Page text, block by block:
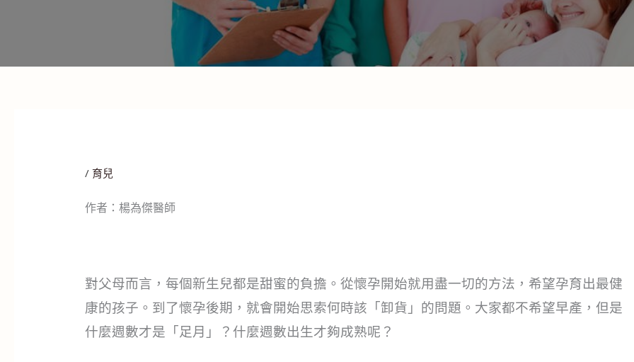
/ 育兒
作者：楊為傑醫師
對父母而言，每個新生兒都是甜蜜的負擔。從懷孕開始就用盡一切的方法，希望孕育出最健
康的孩子。到了懷孕後期，就會開始思索何時該「卸貨」的問題。大家都不希望早產，但是
什麼週數才是「足月」？什麼週數出生才夠成熟呢？